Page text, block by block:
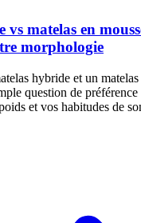
matelas en
morphologie
hybride et un matelas
question de
et vos habitudes de